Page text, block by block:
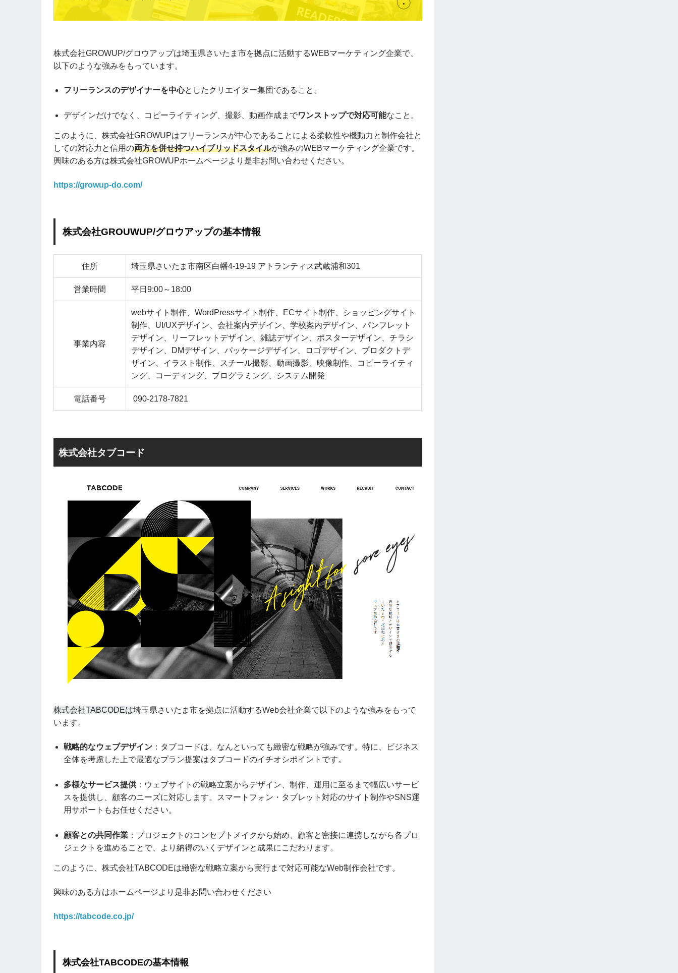
株式会社GROWUP/グロウアップは埼玉県さいたま市を拠点に活動するWEBマーケティング企業で、
以下のような強みをもっています。
フリーランスのデザイナーを中心としたクリエイター集団であること。
デザインだけでなく、コピーライティング、撮影、動画作成までワンストップで対応可能なこと。
このように、株式会社GROWUPはフリーランスが中心であることによる柔軟性や機動力と制作会社と
しての対応力と信用の両方を併せ持つハイブリッドスタイルが強みのWEBマーケティング企業です。
興味のある方は株式会社GROWUPホームページより是非お問い合わせください。
https://growup-do.com/
株式会社GROUWUP/グロウアップの基本情報
住所 埼玉県さいたま市南区白幡4-19-19 アトランティス武蔵浦和301
営業時間 平日9:00～18:00
事業内容
webサイト制作、WordPressサイト制作、ECサイト制作、ショッピングサイト
制作、UI/UXデザイン、会社案内デザイン、学校案内デザイン、パンフレット
デザイン、リーフレットデザイン、雑誌デザイン、ポスターデザイン、チラシ
デザイン、DMデザイン、パッケージデザイン、ロゴデザイン、プロダクトデ
ザイン、イラスト制作、スチール撮影、動画撮影、映像制作、コピーライティ
ング、コーディング、プログラミング、システム開発
電話番号 090-2178-7821
株式会社タブコード
株式会社TABCODEは埼玉県さいたま市を拠点に活動するWeb会社企業で以下のような強みをもって
います。
戦略的なウェブデザイン ：タブコードは、なんといっても緻密な戦略が強みです。特に、ビジネス
全体を考慮した上で最適なプラン提案はタブコードのイチオシポイントです。
多様なサービス提供 ：ウェブサイトの戦略立案からデザイン、制作、運用に至るまで幅広いサービ
スを提供し、顧客のニーズに対応します。スマートフォン・タブレット対応のサイト制作やSNS運
用サポートもお任せください。
顧客との共同作業 ：プロジェクトのコンセプトメイクから始め、顧客と密接に連携しながら各プロ
ジェクトを進めることで、より納得のいくデザインと成果にこだわります。
このように、株式会社TABCODEは緻密な戦略立案から実行まで対応可能なWeb制作会社です。
興味のある方はホームページより是非お問い合わせください
https://tabcode.co.jp/
株式会社TABCODEの基本情報